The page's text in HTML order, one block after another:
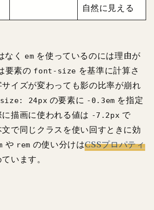
自然に見える
なく em を使っているのには理由が
要素の font-size を基準に計算さ
イズが変わっても影の比率が崩れ
24px の要素に -0.3em を指定
描画に使われる値は -7.2px で
で同じクラスを使い回すときに効
や rem の使い分けはCSSプロパティ
います。